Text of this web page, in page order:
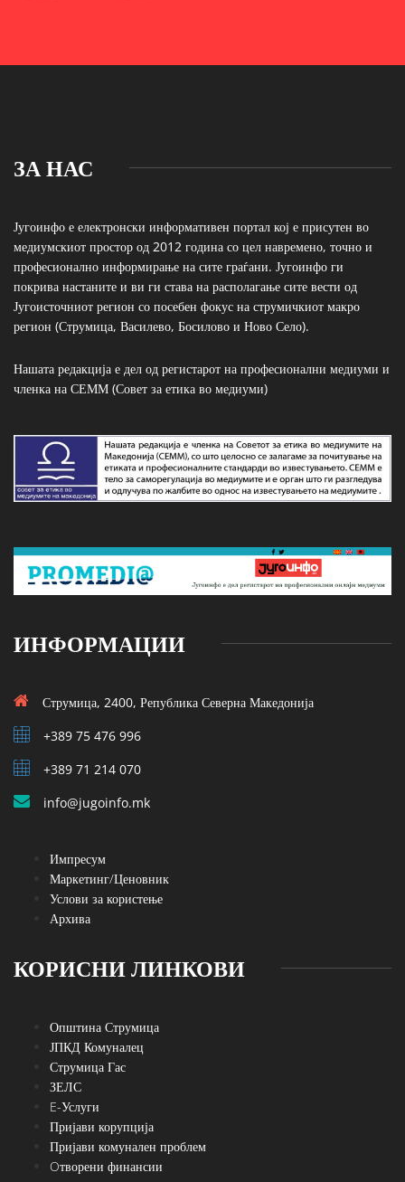
ЗА НАС
Југоинфо е електронски информативен портал кој е присутен во
медиумскиот простор од 2012 година со цел навремено, точно и
професионално информирање на сите граѓани. Југоинфо ги
покрива настаните и ви ги става на располагање сите вести од
Југоисточниот регион со посебен фокус на струмичкиот макро
регион (Струмица, Василево, Босилово и Ново Село).
Нашата редакција е дел од регистарот на професионални медиуми и
членка на СЕММ (Совет за етика во медиуми)
ИНФОРМАЦИИ
Струмица, 2400, Република Северна Македонија
+389 75 476 996
+389 71 214 070
info@jugoinfo.mk
Импресум
Маркетинг/Ценовник
Услови за користење
Архива
КОРИСНИ ЛИНКОВИ
Општина Струмица
ЈПКД Комуналец
Струмица Гас
ЗЕЛС
E-Услуги
Пријави корупција
Пријави комунален проблем
Oтворени финансии